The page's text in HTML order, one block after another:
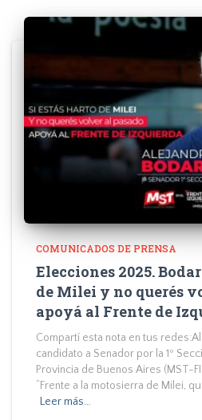
COMUNICADOS DE PRENSA
Elecciones 2025.
de Milei y no querés
apoyá al Frente de
Compartí esta nota en tus
candidato a Senador por la 1º
Provincia de Buenos Aires (MST-
“Frente a la motosierra de Milei,
Leer más…